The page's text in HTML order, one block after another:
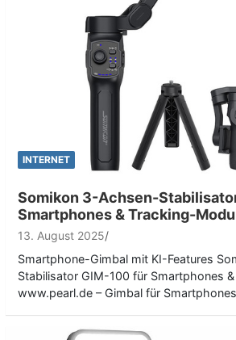
INTERNET
Somikon 3-Achsen-
Smartphones & Tracking-
13. August 2025
Smartphone-Gimbal mit KI-Features
Stabilisator GIM-100 für Smartphones
www.pearl.de – Gimbal für